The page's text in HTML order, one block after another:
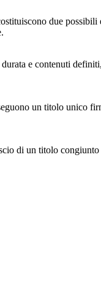
due
e contenuti
un titolo unico
di un titolo congiunto